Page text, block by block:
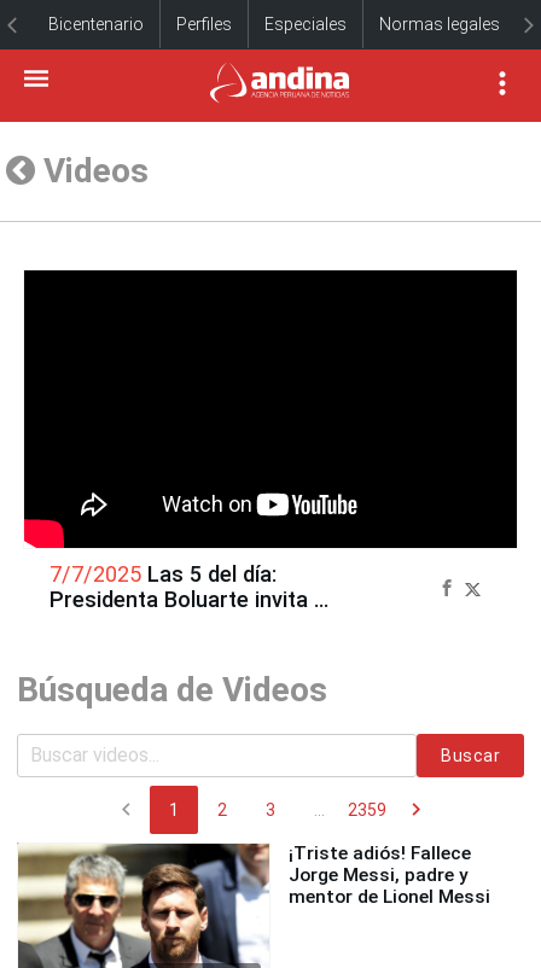
Bicentenario Perfiles Especiales Normas legales
Videos
7/7/2025 Las 5 del día:
Presidenta Boluarte invita a
Búsqueda de Videos
Buscar
chevron_left 1 2 3 2359 chevron_right
¡Triste adiós! Fallece
Jorge Messi, padre y
mentor de Lionel Messi